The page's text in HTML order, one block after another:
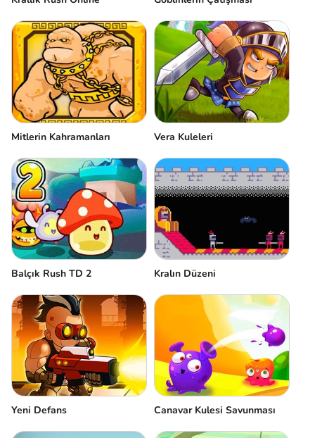
Mitlerin Kahramanları Vera Kuleleri
Balçık Rush TD 2 Kralın Düzeni
Yeni Defans Canavar Kulesi Savunması